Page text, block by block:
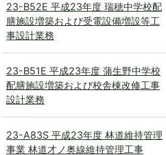
23-B52E 平成23年度 瑞穂中学校配
膳施設増築および受電設備増設等工
事設計業務
23-B51E 平成23年度 蒲生野中学校
配膳施設増築および校舎棟改修工事
設計業務
23-A83S 平成23年度 林道維持管理
事業 林道才ノ奥線維持管理工事